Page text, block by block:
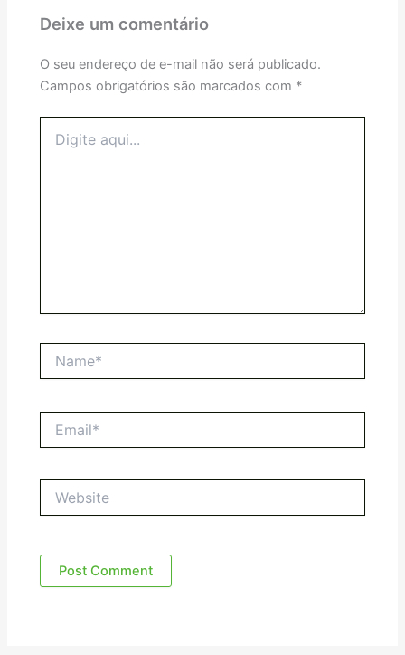
Deixe um comentário
O seu endereço de e-mail não será publicado.
Campos obrigatórios são marcados com *
aqui...